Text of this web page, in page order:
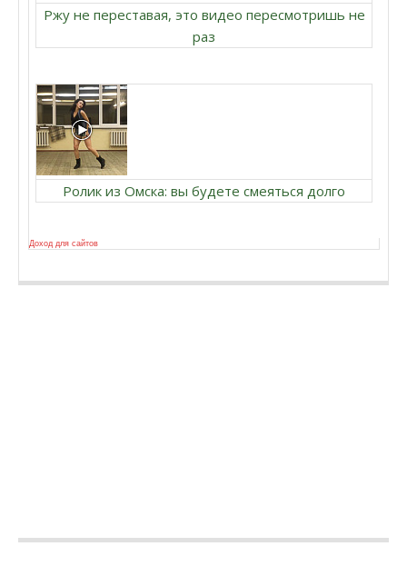
Ржу не переставая, это видео пересмотришь не
раз
Ролик из Омска: вы будете смеяться долго
Доход для сайтов